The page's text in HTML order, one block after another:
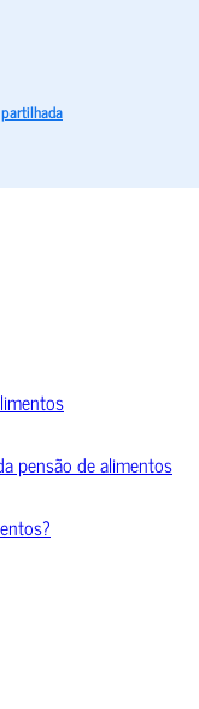
pensão de alimentos